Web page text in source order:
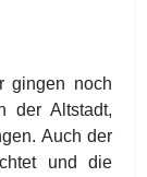
gingen noch
der Altstadt,
Auch der
und die